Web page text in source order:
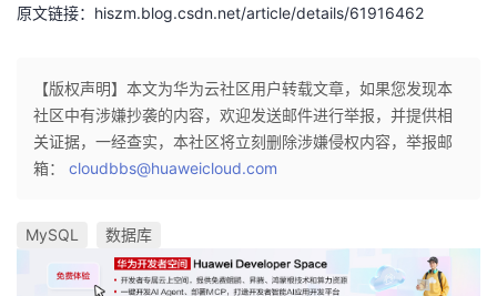
原文链接：hiszm.blog.csdn.net/article/details/61916462
【版权声明】本文为华为云社区用户转载文章，如果您发现本
社区中有涉嫌抄袭的内容，欢迎发送邮件进行举报，并提供相
关证据，一经查实，本社区将立刻删除涉嫌侵权内容，举报邮
箱： cloudbbs@huaweicloud.com
MySQL 数据库